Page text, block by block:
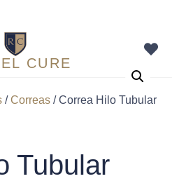
CURE
/Correas / Correa Hilo Tubular
Tubular